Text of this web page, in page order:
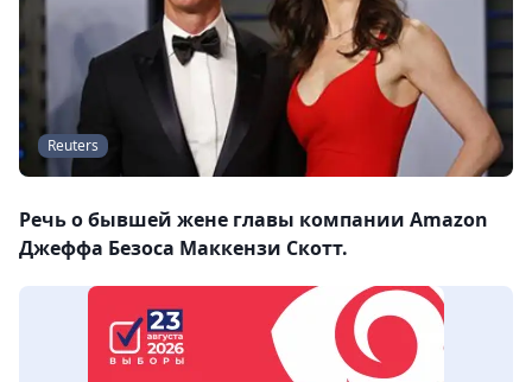
Reuters
Речь о бывшей жене главы компании Amazon
Джеффа Безоса Маккензи Скотт.